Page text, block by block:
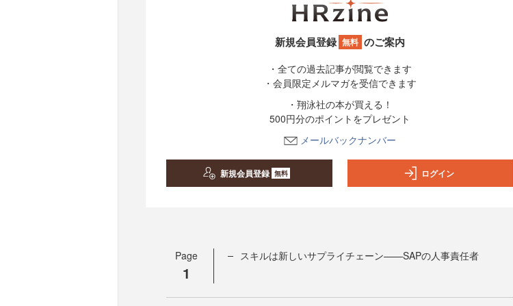
新規会員登録 無料 のご案内
・全ての過去記事が閲覧できます
・会員限定メルマガを受信できます
・翔泳社の本が買える！
500円分のポイントをプレゼント
メールバックナンバー
新規会員登録 無料 ログイン
Page
1
スキルは新しいサプライチェーン——SAPの人事責任者